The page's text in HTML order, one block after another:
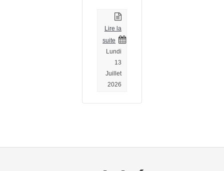
Lire la
suite
Lundi
13
Juillet
2026